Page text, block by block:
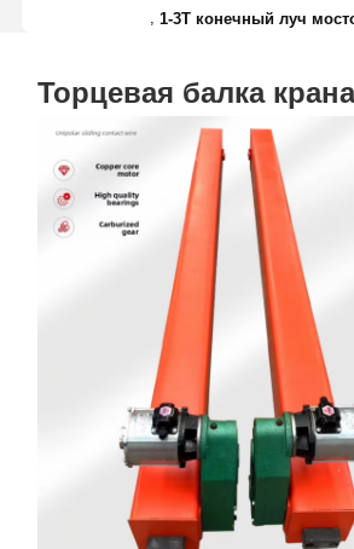
,1-3T конечный луч
Торцевая балка крана